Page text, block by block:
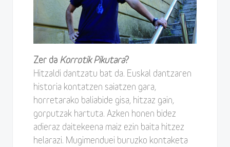
Zer da Korrotik Pikutara?
Hitzaldi dantzatu bat da. Euskal dantzaren
historia kontatzen saiatzen gara,
horretarako baliabide gisa, hitzaz gain,
gorputzak hartuta. Azken honen bidez
adieraz daitekeena maiz ezin baita hitzez
helarazi. Mugimenduei buruzko kontaketa